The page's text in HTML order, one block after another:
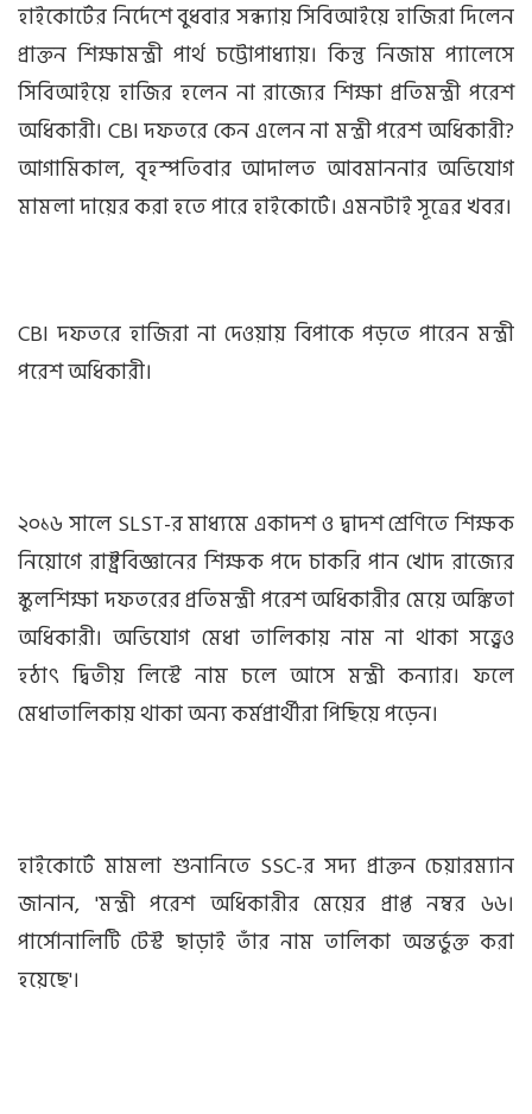
হাইকোর্টের নির্দেশে বুধবার সন্ধ্যায় সিবিআইয়ে হাজিরা দিলেন
প্রাক্তন শিক্ষামন্ত্রী পার্থ চট্টোপাধ্যায়। কিন্তু নিজাম প্যালেসে
সিবিআইয়ে হাজির হলেন না রাজ্যের শিক্ষা প্রতিমন্ত্রী পরেশ
অধিকারী। CBI দফতরে কেন এলেন না মন্ত্রী পরেশ অধিকারী?
আগামিকাল, বৃহস্পতিবার আদালত আবমাননার অভিযোগ
মামলা দায়ের করা হতে পারে হাইকোর্টে। এমনটাই সূত্রের খবর।
CBI দফতরে হাজিরা না দেওয়ায় বিপাকে পড়তে পারেন মন্ত্রী
পরেশ অধিকারী।
২০১৬ সালে SLST-র মাধ্যমে একাদশ ও দ্বাদশ শ্রেণিতে শিক্ষক
নিয়োগে রাষ্ট্রবিজ্ঞানের শিক্ষক পদে চাকরি পান খোদ রাজ্যের
স্কুলশিক্ষা দফতরের প্রতিমন্ত্রী পরেশ অধিকারীর মেয়ে অঙ্কিতা
অধিকারী। অভিযোগ মেধা তালিকায় নাম না থাকা সত্ত্বেও
হঠাৎ দ্বিতীয় লিস্টে নাম চলে আসে মন্ত্রী কন্যার। ফলে
মেধাতালিকায় থাকা অন্য কর্মপ্রার্থীরা পিছিয়ে পড়েন।
হাইকোর্টে মামলা শুনানিতে SSC-র সদ্য প্রাক্তন চেয়ারম্যান
জানান, 'মন্ত্রী পরেশ অধিকারীর মেয়ের প্রাপ্ত নম্বর ৬৬।
পার্সোনালিটি টেস্ট ছাড়াই তাঁর নাম তালিকা অন্তর্ভুক্ত করা
হয়েছে'।